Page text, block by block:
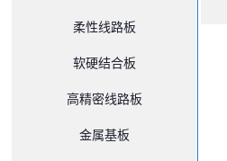
柔性线路板
软硬结合板
高精密线路板
金属基板